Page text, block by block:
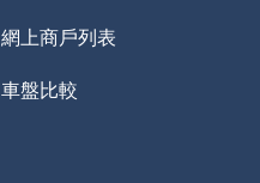
網上商戶列表
車盤比較